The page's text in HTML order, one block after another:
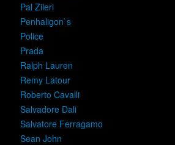
Pal Zileri
Penhaligon`s
Police
Prada
Ralph Lauren
Remy Latour
Roberto Cavalli
Salvadore Dali
Salvatore Ferragamo
Sean John